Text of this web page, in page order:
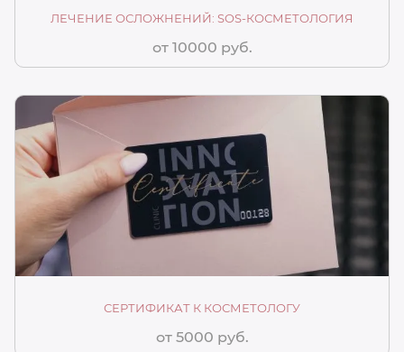
ЛЕЧЕНИЕ ОСЛОЖНЕНИЙ: SOS-КОСМЕТОЛОГИЯ
от 10000 руб.
СЕРТИФИКАТ К КОСМЕТОЛОГУ
от 5000 руб.